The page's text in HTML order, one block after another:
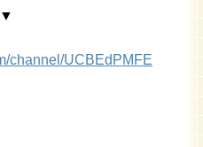
channel/UCBEdPMFE